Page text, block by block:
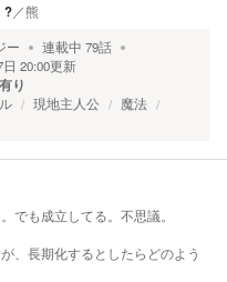
?／熊
ー 連載中 79話
20:00更新
り
現地主人公
魔法
でも成立してる。不思議。
、長期化するとしたらどのよう